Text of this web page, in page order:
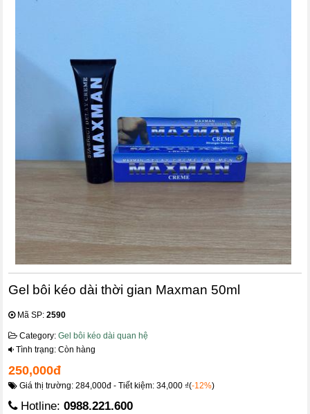
Gel bôi kéo dài thời gian Maxman 50ml
Mã SP:2590
Category:Gel bôi kéo dài quan hệ
Tình trạng: Còn hàng
250,000đ
Giá thị trường: 284,000đ - Tiết kiệm: 34,000 ₫(-12%)
Hotline:0988.221.600